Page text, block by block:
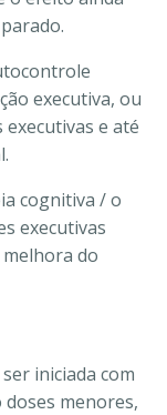
executiva, ou
executivas e até
cognitiva / o
executivas
do
iniciada com
menores,